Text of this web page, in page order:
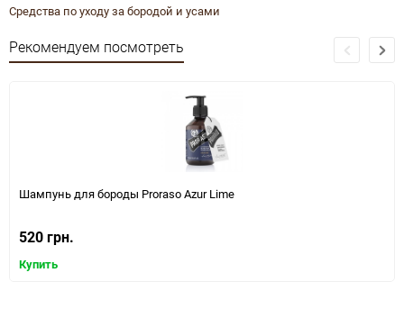
Средства по уходу за бородой и усами
Рекомендуем посмотреть
Шампунь для бороды Proraso Azur Lime
520 грн.
Купить